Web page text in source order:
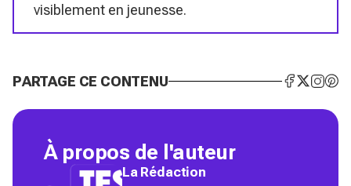
visiblement en jeunesse.
PARTAGE CE CONTENU
À propos de l'auteur
La Rédaction